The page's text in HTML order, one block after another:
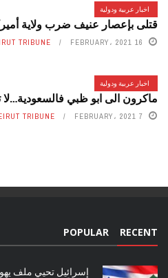
اخبار عربية ودولية
قتلى بإعصار عنيف ضرب ولاية
16 FEBRUARY، 2021 TRIBUNE
اخبار عربية ودولية
ماكرون الى ابو ظبي فالسعودية…لا
7 FEBRUARY، 2021 TRIBUNE
RECENT
POPULAR